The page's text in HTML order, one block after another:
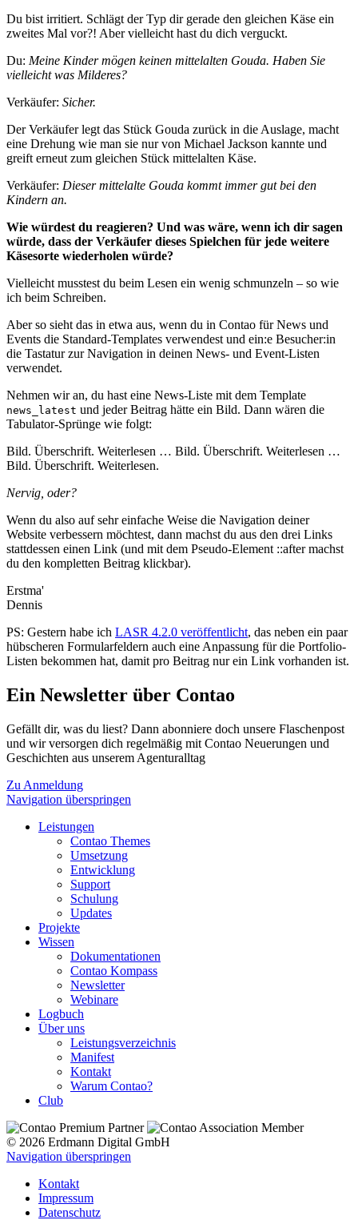
Du bist irritiert. Schlägt der Typ dir gerade den gleichen Käse ein
zweites Mal vor?! Aber vielleicht hast du dich verguckt.
Du: Meine Kinder mögen keinen mittelalten Gouda. Haben Sie
vielleicht was Milderes?
Verkäufer: Sicher.
Der Verkäufer legt das Stück Gouda zurück in die Auslage, macht
eine Drehung wie man sie nur von Michael Jackson kannte und
greift erneut zum gleichen Stück mittelalten Käse.
Verkäufer: Dieser mittelalte Gouda kommt immer gut bei den
Kindern an.
Wie würdest du reagieren? Und was wäre, wenn ich dir sagen
würde, dass der Verkäufer dieses Spielchen für jede weitere
Käsesorte wiederholen würde?
Vielleicht musstest du beim Lesen ein wenig schmunzeln – so wie
ich beim Schreiben.
Aber so sieht das in etwa aus, wenn du in Contao für News und
Events die Standard-Templates verwendest und ein:e Besucher:in
die Tastatur zur Navigation in deinen News- und Event-Listen
verwendet.
Nehmen wir an, du hast eine News-Liste mit dem Template
news_latest und jeder Beitrag hätte ein Bild. Dann wären die
Tabulator-Sprünge wie folgt:
Bild. Überschrift. Weiterlesen … Bild. Überschrift. Weiterlesen …
Bild. Überschrift. Weiterlesen.
Nervig, oder?
Wenn du also auf sehr einfache Weise die Navigation deiner
Website verbessern möchtest, dann machst du aus den drei Links
stattdessen einen Link (und mit dem Pseudo-Element ::after machst
du den kompletten Beitrag klickbar).
Erstma'
Dennis
PS: Gestern habe ich LASR 4.2.0 veröffentlicht, das neben ein paar
hübscheren Formularfeldern auch eine Anpassung für die Portfolio-
Listen bekommen hat, damit pro Beitrag nur ein Link vorhanden ist.
Ein Newsletter über Contao
Gefällt dir, was du liest? Dann abonniere doch unsere Flaschenpost
und wir versorgen dich regelmäßig mit Contao Neuerungen und
Geschichten aus unserem Agenturalltag
Zu Anmeldung
Navigation überspringen
Leistungen
Contao Themes
Umsetzung
Entwicklung
Support
Schulung
Updates
Projekte
Wissen
Dokumentationen
Contao Kompass
Newsletter
Webinare
Logbuch
Über uns
Leistungsverzeichnis
Manifest
Kontakt
Warum Contao?
Club
© 2026 Erdmann Digital GmbH
Navigation überspringen
Kontakt
Impressum
Datenschutz